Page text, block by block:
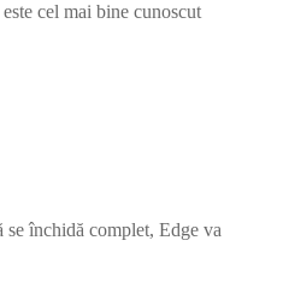
cel mai bine cunoscut
închidă complet, Edge va